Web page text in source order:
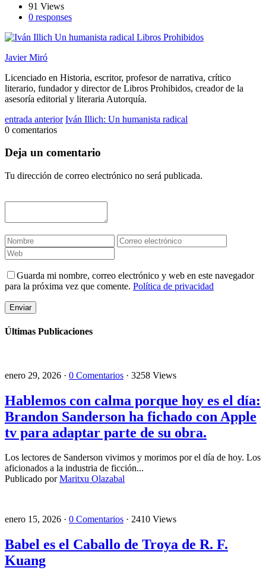
91 Views
0 responses
Javier Miró
Licenciado en Historia, escritor, profesor de narrativa, crítico
literario, fundador y director de Libros Prohibidos, creador de la
asesoría editorial y literaria Autorquía.
entrada anterior Iván Illich: Un humanista radical
0 comentarios
Deja un comentario
Tu dirección de correo electrónico no será publicada.
Guarda mi nombre, correo electrónico y web en este navegador
para la próxima vez que comente. Política de privacidad
Últimas Publicaciones
enero 29, 2026 · 0 Comentarios · 3258 Views
Hablemos con calma porque hoy es el día:
Brandon Sanderson ha fichado con Apple
tv para adaptar parte de su obra.
Los lectores de Sanderson vivimos y morimos por el día de hoy. Los
aficionados a la industria de ficción...
Publicado porMaritxu Olazabal
enero 15, 2026 · 0 Comentarios · 2410 Views
Babel es el Caballo de Troya de R. F.
Kuang